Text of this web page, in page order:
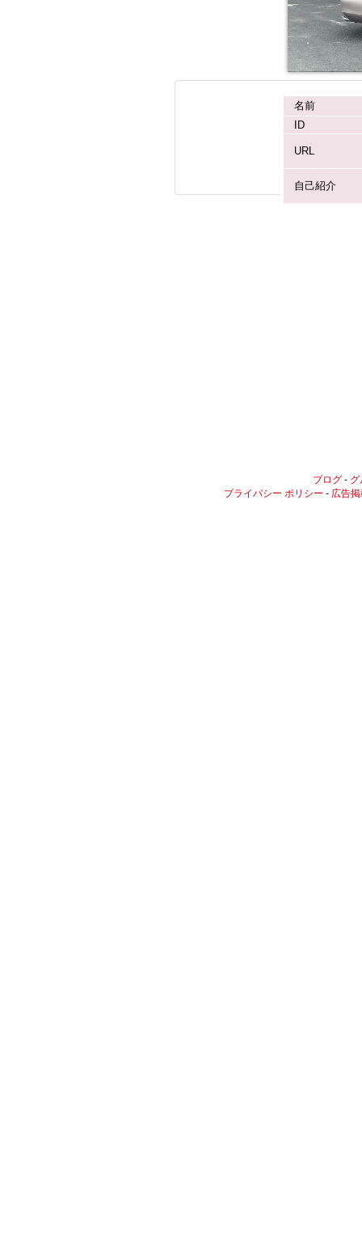
名前
ID
URL
自己紹介
ブログ - グ
プライバシー ポリシー - 広告